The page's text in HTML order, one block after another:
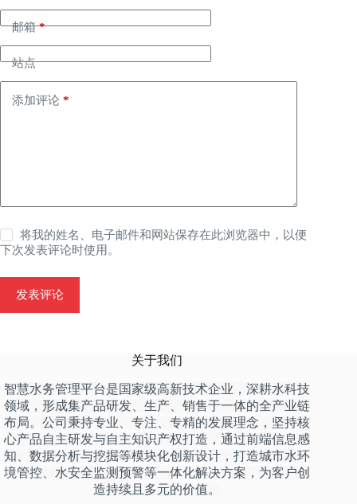
邮箱*
站点
添加评论 *
将我的姓名、电子邮件和网站保存在此浏览器中，以便
下次发表评论时使用。
发表评论
关于我们
智慧水务管理平台是国家级高新技术企业，深耕水科技
领域，形成集产品研发、生产、销售于一体的全产业链
布局。公司秉持专业、专注、专精的发展理念，坚持核
心产品自主研发与自主知识产权打造，通过前端信息感
知、数据分析与挖掘等模块化创新设计，打造城市水环
境管控、水安全监测预警等一体化解决方案，为客户创
造持续且多元的价值。